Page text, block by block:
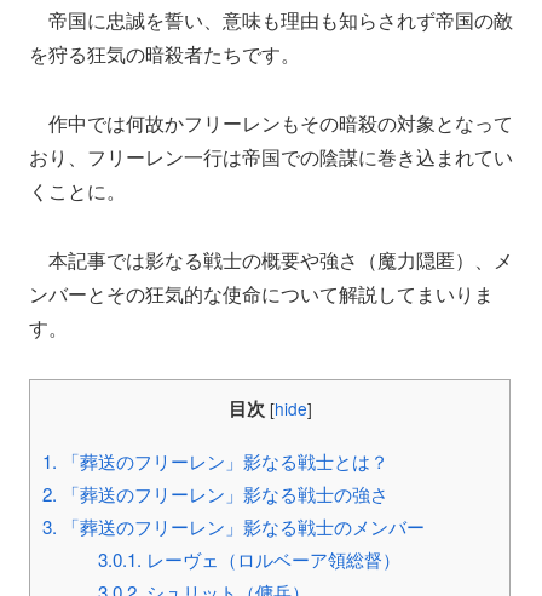
帝国に忠誠を誓い、意味も理由も知らされず帝国の敵
を狩る狂気の暗殺者たちです。
作中では何故かフリーレンもその暗殺の対象となって
おり、フリーレン一行は帝国での陰謀に巻き込まれてい
くことに。
本記事では影なる戦士の概要や強さ（魔力隠匿）、メ
ンバーとその狂気的な使命について解説してまいりま
す。
目次 [hide]
1. 「葬送のフリーレン」影なる戦士とは？
2. 「葬送のフリーレン」影なる戦士の強さ
3. 「葬送のフリーレン」影なる戦士のメンバー
3.0.1. レーヴェ（ロルベーア領総督）